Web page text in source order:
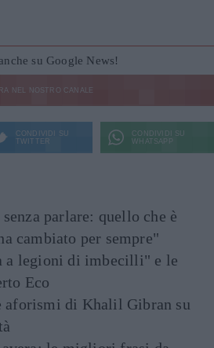
su Google News!
NEL NOSTRO CANALE
CONDIVIDI SU
TWITTER
CONDIVIDI SU
WHATSAPP
parlare: quello che è
cambiato per sempre"
legioni di imbecilli" e le
Eco
aforismi di Khalil Gibran su